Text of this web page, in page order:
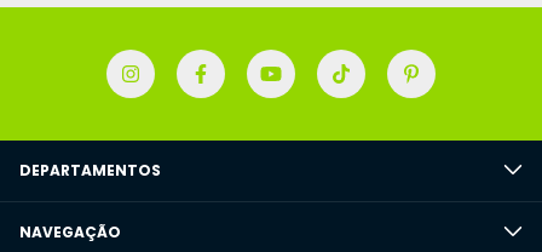
DEPARTAMENTOS
NAVEGAÇÃO